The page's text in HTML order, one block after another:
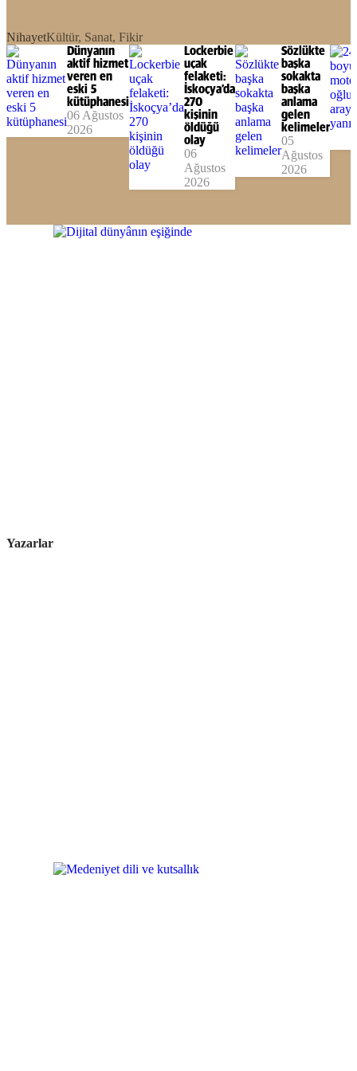
NihayetKültür, Sanat, Fikir
Dünyanın
aktif hizmet
veren en
eski 5
kütüphanesi
06 Ağustos
2026
Lockerbie
uçak
felaketi:
İskoçya’da
270
kişinin
öldüğü
olay
06
Ağustos
2026
Sözlükte
başka
sokakta
başka
anlama
gelen
kelimeler
05
Ağustos
2026
Yazarlar